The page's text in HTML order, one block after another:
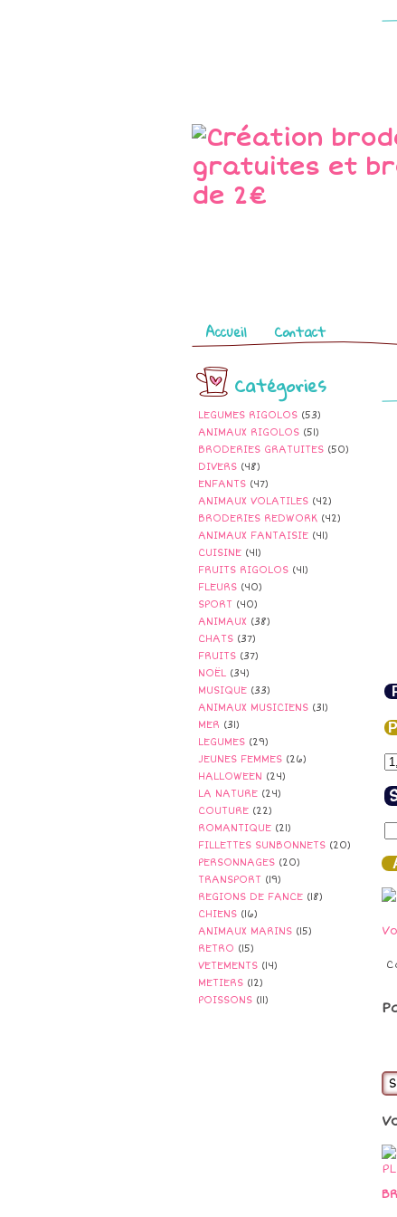
Pages
Accueil Contact
Catégories
LEGUMES RIGOLOS (53)
ANIMAUX RIGOLOS (51)
BRODERIES GRATUITES (50)
DIVERS (48)
ENFANTS (47)
ANIMAUX VOLATILES (42)
BRODERIES REDWORK (42)
ANIMAUX FANTAISIE (41)
CUISINE (41)
FRUITS RIGOLOS (41)
FLEURS (40)
SPORT (40)
ANIMAUX (38)
CHATS (37)
FRUITS (37)
NOËL (34)
MUSIQUE (33)
ANIMAUX MUSICIENS (31)
MER (31)
LEGUMES (29)
JEUNES FEMMES (26)
HALLOWEEN (24)
LA NATURE (24)
COUTURE (22)
ROMANTIQUE (21)
FILLETTES SUNBONNETS (20)
PERSONNAGES (20)
TRANSPORT (19)
REGIONS DE FANCE (18)
CHIENS (16)
ANIMAUX MARINS (15)
RETRO (15)
VETEMENTS (14)
METIERS (12)
POISSONS (11)